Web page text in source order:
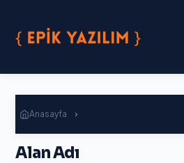
Anasayfa
Alan Adı